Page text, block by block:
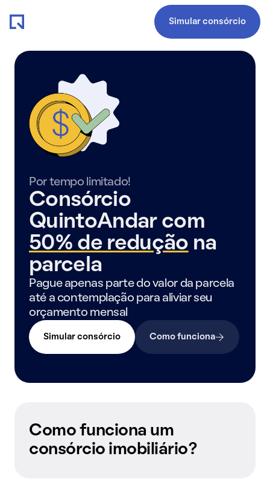
Simular consórcio
Por tempo limitado!
Consórcio
QuintoAndar com
50% de redução na
parcela
Pague apenas parte do valor da parcela
até a contemplação para aliviar seu
orçamento mensal
Simular consórcio Como funciona
Como funciona um
consórcio imobiliário?